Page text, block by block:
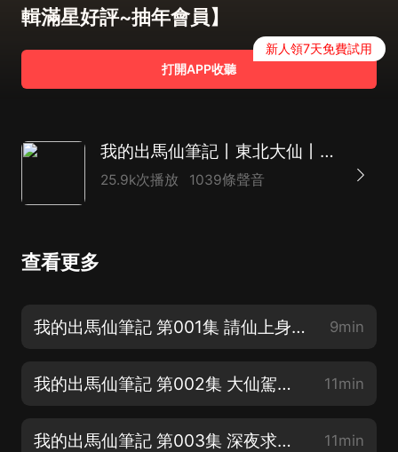
輯滿星好評~抽年會員】
打開APP收聽
新人領7天免費試用
我的出馬仙筆記丨東北大仙丨民間恐怖懸疑丨紫襟劇社制作|多人有聲劇
25.9k次播放 1039條聲音
查看更多
我的出馬仙筆記 第001集 請仙上身【東北大仙~全書】 9min
我的出馬仙筆記 第002集 大仙駕臨【專輯滿星好評~抽年會員】 11min
我的出馬仙筆記 第003集 深夜求救【專輯滿星好評~抽年會員】 11min